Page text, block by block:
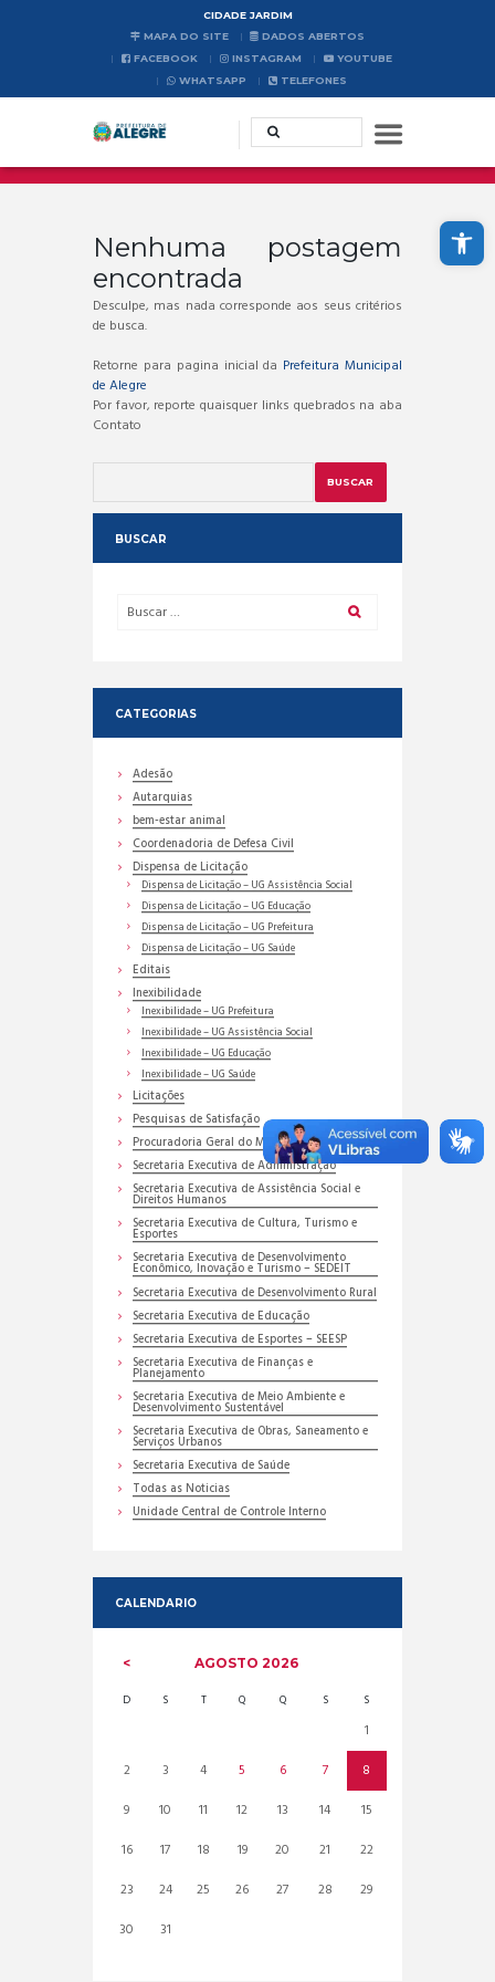
Abrir a barra de ferramentas
CIDADE JARDIM
MAPA DO SITE
DADOS ABERTOS
FACEBOOK
INSTAGRAM
YOUTUBE
WHATSAPP
TELEFONES
Nenhuma postagem
encontrada
Desculpe, mas nada corresponde aos seus critérios
de busca.
Retorne para pagina inicial da Prefeitura Municipal
de Alegre
Por favor, reporte quaisquer links quebrados na aba
Contato
BUSCAR
CATEGORIAS
Adesão
Autarquias
bem-estar animal
Coordenadoria de Defesa Civil
Dispensa de Licitação
Dispensa de Licitação – UG Assistência Social
Dispensa de Licitação – UG Educação
Dispensa de Licitação – UG Prefeitura
Dispensa de Licitação – UG Saúde
Editais
Inexibilidade
Inexibilidade – UG Prefeitura
Inexibilidade – UG Assistência Social
Inexibilidade – UG Educação
Inexibilidade – UG Saúde
Licitações
Pesquisas de Satisfação
Procuradoria Geral do Município
Secretaria Executiva de Administração
Secretaria Executiva de Assistência Social e
Direitos Humanos
Secretaria Executiva de Cultura, Turismo e
Esportes
Secretaria Executiva de Desenvolvimento
Econômico, Inovação e Turismo – SEDEIT
Secretaria Executiva de Desenvolvimento Rural
Secretaria Executiva de Educação
Secretaria Executiva de Esportes – SEESP
Secretaria Executiva de Finanças e
Planejamento
Secretaria Executiva de Meio Ambiente e
Desenvolvimento Sustentável
Secretaria Executiva de Obras, Saneamento e
Serviços Urbanos
Secretaria Executiva de Saúde
Todas as Noticias
Unidade Central de Controle Interno
CALENDARIO
AGOSTO2026
D S T Q Q S S
1
2
3 4 5 6 7
8
9
10 11 12 13 14
15
16
17 18 19 20 21
22
23
24 25 26 27 28
29
30
31